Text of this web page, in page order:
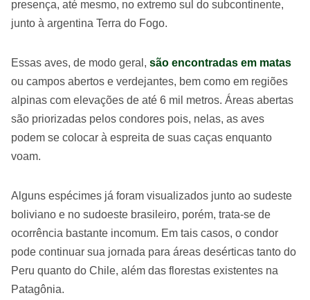
presença, até mesmo, no extremo sul do subcontinente,
junto à argentina Terra do Fogo.
Essas aves, de modo geral, são encontradas em matas
ou campos abertos e verdejantes, bem como em regiões
alpinas com elevações de até 6 mil metros. Áreas abertas
são priorizadas pelos condores pois, nelas, as aves
podem se colocar à espreita de suas caças enquanto
voam.
Alguns espécimes já foram visualizados junto ao sudeste
boliviano e no sudoeste brasileiro, porém, trata-se de
ocorrência bastante incomum. Em tais casos, o condor
pode continuar sua jornada para áreas desérticas tanto do
Peru quanto do Chile, além das florestas existentes na
Patagônia.